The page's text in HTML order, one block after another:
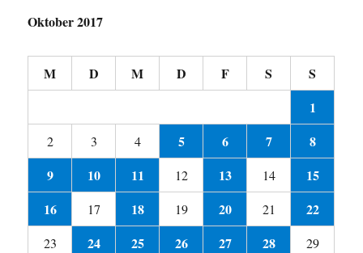
Oktober 2017
M D M D F S
S
1
2 3 4 5 6 7
8
9
10 11 12 13 14
15
16
17 18 19 20 21 22
23 24 25 26 27 28 29